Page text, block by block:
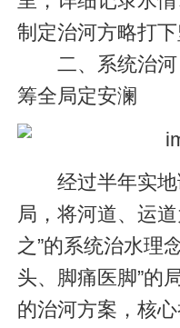
制定治河方略打下
二、系统治河
筹全局定安澜
经过半年实地
局，将河道、运
之”的系统治水理
头、脚痛医脚”的
的治河方案，核